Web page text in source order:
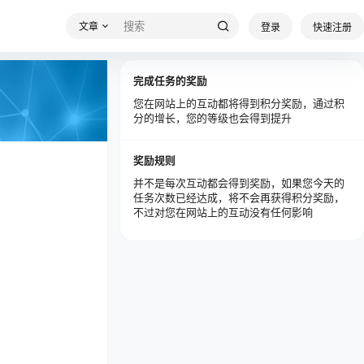
文章 登录 快速注册
完成任务的奖励
您在网站上的互动都将得到积分奖励，通过积
分的增长，您的等级也会得到提升
奖励规则
并不是每次互动都会得到奖励，如果您今天的
任务次数已经达成，将不会再获得积分奖励，
不过对您在网站上的互动没有任何影响